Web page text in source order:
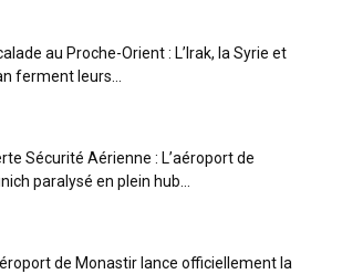
au Proche-Orient : L’Irak, la Syrie et
ferment leurs...
Sécurité Aérienne : L’aéroport de
paralysé en plein hub...
de Monastir lance officiellement la